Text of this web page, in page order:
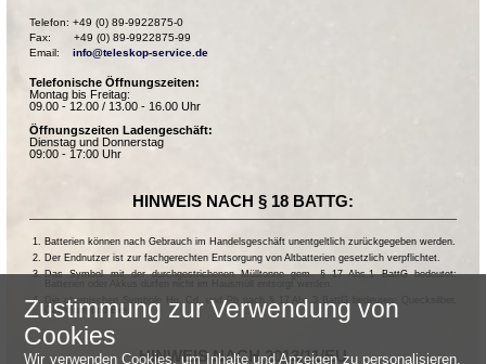
Telefon: +49 (0) 89-9922875-0
Fax:       +49 (0) 89-9922875-99
Email: info@teleskop-service.de
Telefonische Öffnungszeiten:
Montag bis Freitag:
09.00 - 12.00 / 13.00 - 16.00 Uhr
Öffnungszeiten Ladengeschäft:
Dienstag und Donnerstag
09:00 - 17:00 Uhr
HINWEIS NACH § 18 BATTG:
Batterien können nach Gebrauch im Handelsgeschäft unentgeltlich zurückgegeben werden.
Der Endnutzer ist zur fachgerechten Entsorgung von Altbatterien gesetzlich verpflichtet.
Das Symbol mit der durchgestrichenen Mülltonne gem. § 17 Abs.1 BattG bedeutet:
Die chemischen Symbole Hg, Cd, und Pb nach § 17 Abs.3 BattG bedeuten: Quecksilber,
Cadmium und Blei.
HINWEIS NACH 2013/11/EU
Zustimmung zur Verwendung von
Cookies
Wir verwenden Cookies, um Inhalte und Anzeigen zu personalisieren,